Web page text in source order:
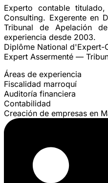
Experto contable
Consulting. Exgerente en
Tribunal de Apelación
experiencia desde 2003.
Diplôme National d'Expert-
Expert Assermenté —
Áreas de experiencia
Fiscalidad marroquí
Auditoría financiera
Contabilidad
Creación de empresas en